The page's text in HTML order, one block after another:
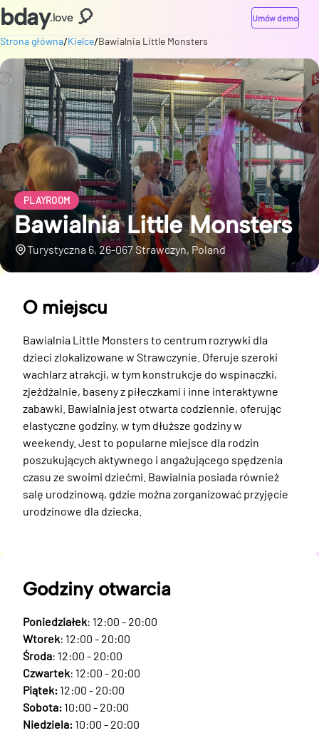
bday.love 🎈 Umów demo
Strona główna/Kielce/Bawialnia Little Monsters
PLAYROOM
Bawialnia Little Monsters
Turystyczna 6, 26-067 Strawczyn, Poland
O miejscu
Bawialnia Little Monsters to centrum rozrywki dla
dzieci zlokalizowane w Strawczynie. Oferuje szeroki
wachlarz atrakcji, w tym konstrukcje do wspinaczki,
zjeżdżalnie, baseny z piłeczkami i inne interaktywne
zabawki. Bawialnia jest otwarta codziennie, oferując
elastyczne godziny, w tym dłuższe godziny w
weekendy. Jest to popularne miejsce dla rodzin
poszukujących aktywnego i angażującego spędzenia
czasu ze swoimi dziećmi. Bawialnia posiada również
salę urodzinową, gdzie można zorganizować przyjęcie
urodzinowe dla dziecka.
Godziny otwarcia
Poniedziałek: 12:00 - 20:00
Wtorek: 12:00 - 20:00
Środa: 12:00 - 20:00
Czwartek: 12:00 - 20:00
Piątek: 12:00 - 20:00
Sobota: 10:00 - 20:00
Niedziela: 10:00 - 20:00